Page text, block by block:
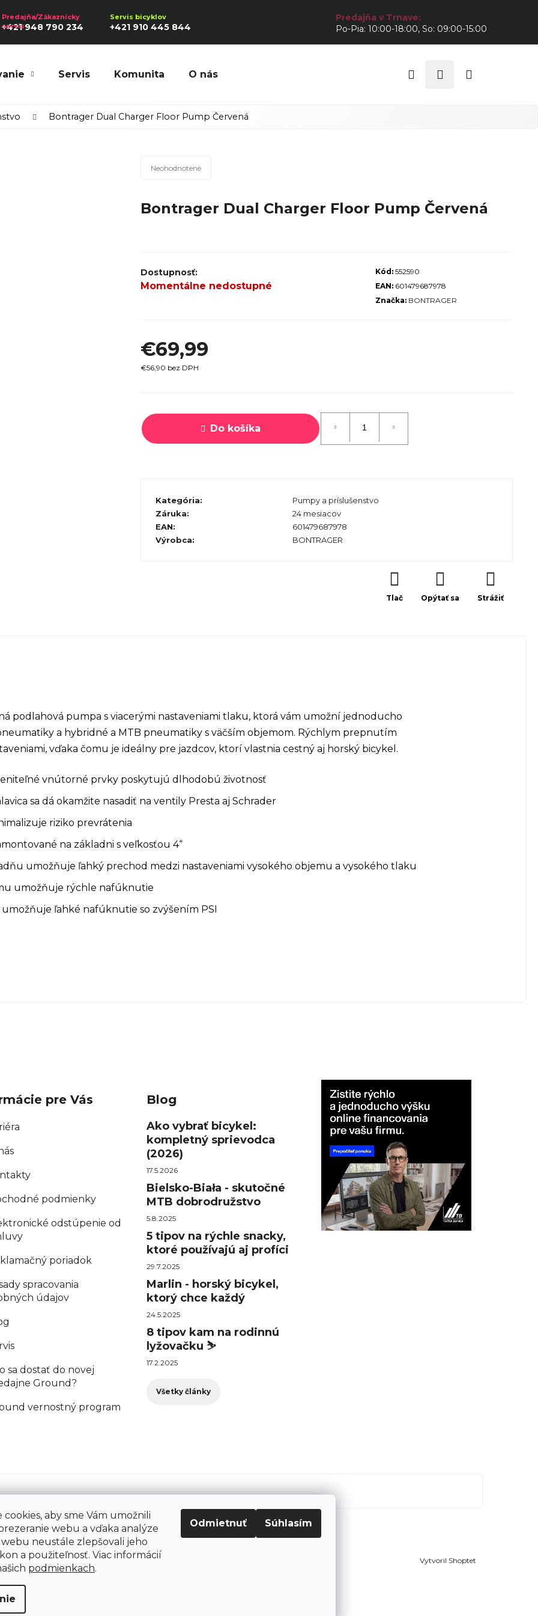
cookies, aby sme Vám umožnili
webu a vďaka analýze
neustále zlepšovali jeho
a použiteľnosť. Viac informácií
podmienkach.
Odmietnuť Súhlasím
+421 948 790 234 +421 910 445 844
Predajňa v Trnave:
Po-Pia: 10:00-18:00, So: 09:00-15:00
Servis Komunita O nás Hľadať Prihlásenie
Bontrager Dual Charger Floor Pump Červená
Priemerné
je
Neohodnotené
Bontrager Dual Charger Floor Pump Červená
Momentálne nedostupné
Kód: 552590
Značka: BONTRAGER
EAN: 601479687978
€69,99
€56,90 bez DPH
cena:
Do košíka
Kategória:
Pumpy a príslušenstvo
Záruka:
24 mesiacov
EAN:
601479687978
Výrobca: BONTRAGER
Tlač Opýtať sa Strážiť
podlahová pumpa s viacerými nastaveniami tlaku, ktorá vám umožní jednoducho
a hybridné a MTB pneumatiky s väčším objemom. Rýchlym prepnutím
vďaka čomu je ideálny pre jazdcov, ktorí vlastnia cestný aj horský bicykel.
vnútorné prvky poskytujú dlhodobú životnosť
sa dá okamžite nasadiť na ventily Presta aj Schrader
riziko prevrátenia
na základni s veľkosťou 4“
umožňuje ľahký prechod medzi nastaveniami vysokého objemu a vysokého tlaku
umožňuje rýchle nafúknutie
ľahké nafúknutie so zvýšením PSI
TREK MARLIN 6 GEN 3 LAVA
SPECIALIZED SIRRUS X 3.0 GLOSS
CYPRESS / COOL GREY REFLECTIVE
pre Vás
podmienky
odstúpenie od
poriadok
spracovania
údajov
sa dostať do novej
Ground?
vernostný program
Blog
Ako vybrať bicykel:
kompletný sprievodca
(2026)
17.5.2026
Bielsko-Biała - skutočné
MTB dobrodružstvo
5.8.2025
5 tipov na rýchle snacky,
ktoré používajú aj profíci
29.7.2025
Marlin - horský bicykel,
ktorý chce každý
24.5.2025
8 tipov kam na rodinnú
lyžovačku ⛷️
17.2.2025
Všetky články
Vytvoril Shoptet
práva vyhradené.